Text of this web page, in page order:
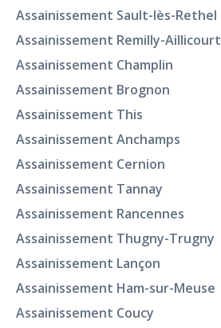
Assainissement Sault-lès-Rethel
Assainissement Remilly-Aillicourt
Assainissement Champlin
Assainissement Brognon
Assainissement This
Assainissement Anchamps
Assainissement Cernion
Assainissement Tannay
Assainissement Rancennes
Assainissement Thugny-Trugny
Assainissement Lançon
Assainissement Ham-sur-Meuse
Assainissement Coucy